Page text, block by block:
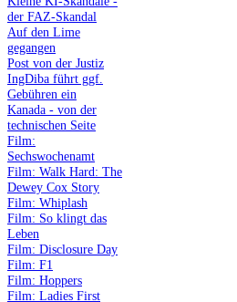
der FAZ-Skandal
Auf den Lime
gegangen
Post von der Justiz
IngDiba führt ggf.
Gebühren ein
Kanada - von der
technischen Seite
Film:
Sechswochenamt
Film: Walk Hard: The
Dewey Cox Story
Film: Whiplash
Film: So klingt das
Leben
Film: Disclosure Day
Film: F1
Film: Hoppers
Film: Ladies First